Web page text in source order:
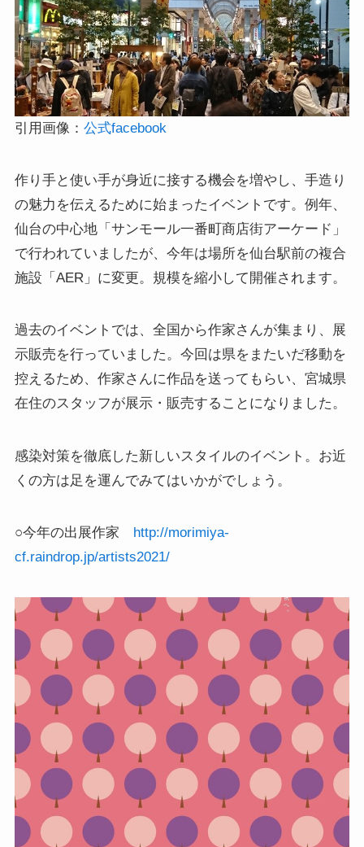
引用画像： 公式facebook
作り手と使い手が身近に接する機会を増やし、手造り
の魅力を伝えるために始まったイベントです。例年、
仙台の中心地「サンモール一番町商店街アーケード」
で行われていましたが、今年は場所を仙台駅前の複合
施設「AER」に変更。規模を縮小して開催されます。
過去のイベントでは、全国から作家さんが集まり、展
示販売を行っていました。今回は県をまたいだ移動を
控えるため、作家さんに作品を送ってもらい、宮城県
在住のスタッフが展示・販売することになりました。
感染対策を徹底した新しいスタイルのイベント。お近
くの方は足を運んでみてはいかがでしょう。
○今年の出展作家 http://morimiya-
cf.raindrop.jp/artists2021/